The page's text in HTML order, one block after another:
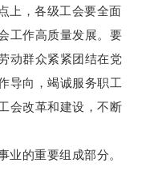
，各级工会要全面
工作高质量发展。要
动群众紧紧团结在党
导向，竭诚服务职工
会改革和建设，不断
的重要组成部分。